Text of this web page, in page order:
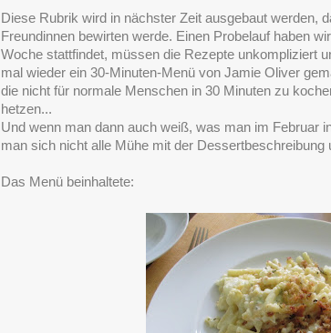
Diese Rubrik wird in nächster Zeit ausgebaut werden,
Freundinnen bewirten werde. Einen Probelauf haben
Woche stattfindet, müssen die Rezepte unkompliziert
mal wieder ein 30-Minuten-Menü von Jamie Oliver
die nicht für normale Menschen in 30 Minuten zu
hetzen...
Und wenn man dann auch weiß, was man im Februar
man sich nicht alle Mühe mit der
Das Menü beinhaltete: